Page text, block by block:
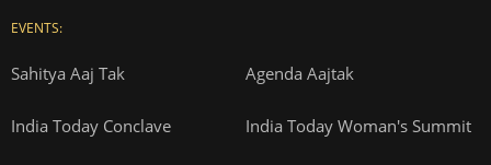
EVENTS:
Sahitya Aaj Tak Agenda Aajtak
India Today Conclave India Today Woman's Summit